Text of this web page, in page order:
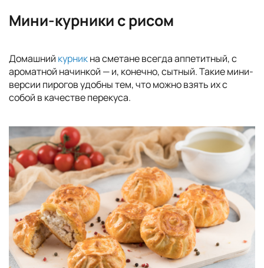
Мини-курники с рисом
Домашний курникна сметане всегда аппетитный, с
ароматной начинкой — и, конечно, сытный. Такие мини-
версии пирогов удобны тем, что можно взять их с
собой в качестве перекуса.